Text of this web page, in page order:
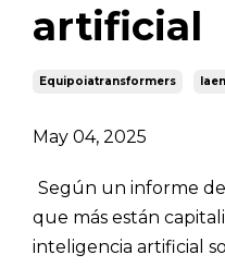
artificial
Equipoiatransformers
May 04, 2025
Según un informe de
que más están
inteligencia artificial